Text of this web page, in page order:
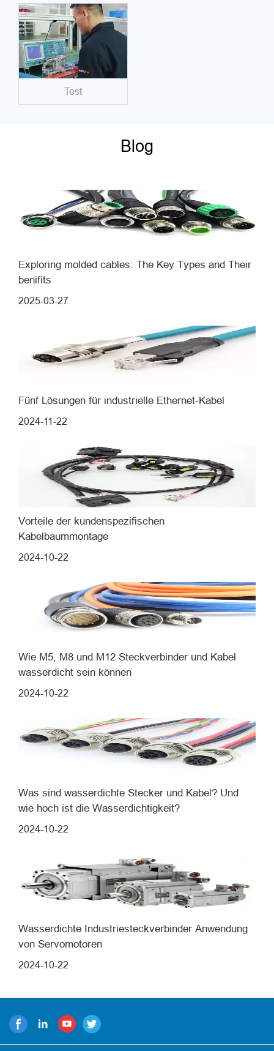
Test
Blog
Exploring molded cables: The Key Types and Their
benifits
2025-03-27
Fünf Lösungen für industrielle Ethernet-Kabel
2024-11-22
Vorteile der kundenspezifischen
Kabelbaummontage
2024-10-22
Wie M5, M8 und M12 Steckverbinder und Kabel
wasserdicht sein können
2024-10-22
Was sind wasserdichte Stecker und Kabel? Und
wie hoch ist die Wasserdichtigkeit?
2024-10-22
Wasserdichte Industriesteckverbinder Anwendung
von Servomotoren
2024-10-22